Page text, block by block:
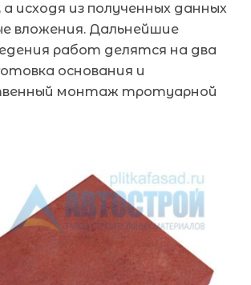
исходя из полученных данных
вложения. Дальнейшие
работ делятся на два
основания и
монтаж тротуарной